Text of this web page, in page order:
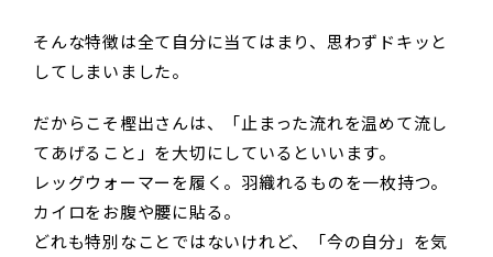
そんな特徴は全て自分に当てはまり、思わずドキッと
してしまいました。
だからこそ樫出さんは、「止まった流れを温めて流し
てあげること」を大切にしているといいます。
レッグウォーマーを履く。羽織れるものを一枚持つ。
カイロをお腹や腰に貼る。
どれも特別なことではないけれど、「今の自分」を気